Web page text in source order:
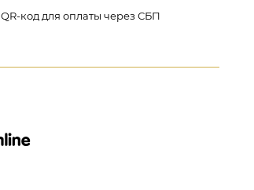
QR-код для оплаты через СБП